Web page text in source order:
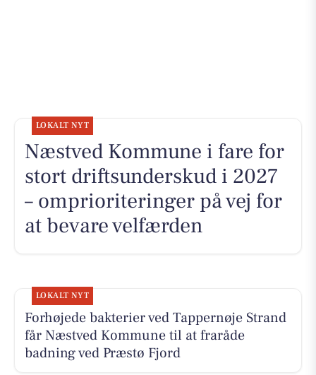
LOKALT NYT
Næstved Kommune i fare for
stort driftsunderskud i 2027
– omprioriteringer på vej for
at bevare velfærden
LOKALT NYT
Forhøjede bakterier ved Tappernøje Strand
får Næstved Kommune til at fraråde
badning ved Præstø Fjord